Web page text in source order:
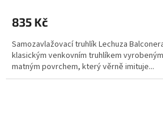
835 Kč
Samozavlažovací truhlík Lechuza
klasickým venkovním truhlíkem
matným povrchem, který věrně imituje...